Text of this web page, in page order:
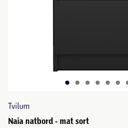
Tvilum
Naia natbord - mat sort